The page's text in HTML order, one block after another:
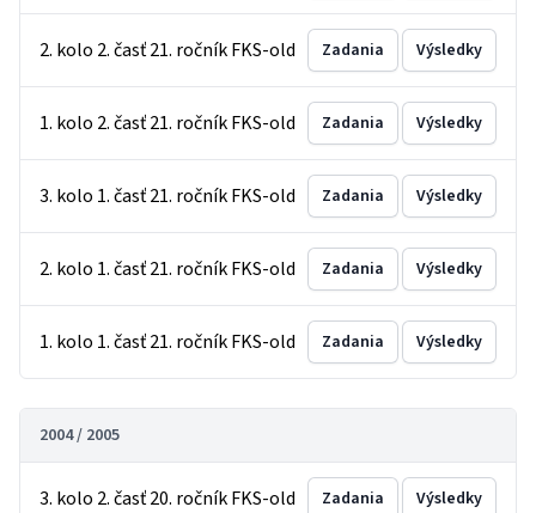
2. kolo 2. časť 21. ročník FKS-old Zadania Výsledky
1. kolo 2. časť 21. ročník FKS-old Zadania Výsledky
3. kolo 1. časť 21. ročník FKS-old Zadania Výsledky
2. kolo 1. časť 21. ročník FKS-old Zadania Výsledky
1. kolo 1. časť 21. ročník FKS-old Zadania Výsledky
2004 / 2005
3. kolo 2. časť 20. ročník FKS-old Zadania Výsledky